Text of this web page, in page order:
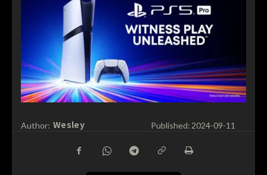
Author: Wesley Published: 2024-09-11